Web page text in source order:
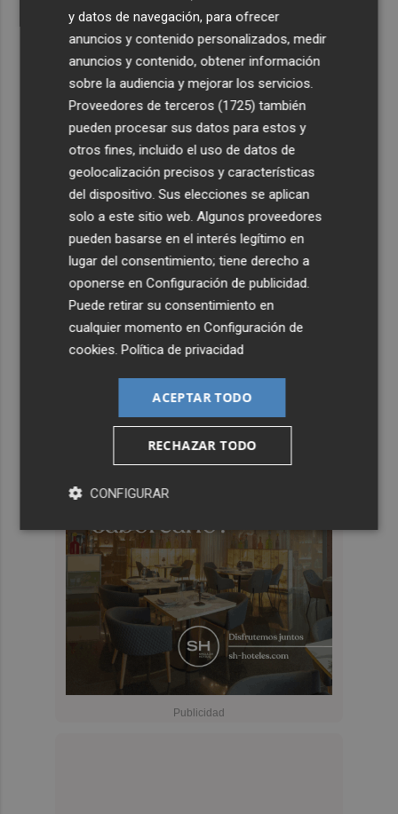
y datos de navegación, para ofrecer
anuncios y contenido personalizados, medir
anuncios y contenido, obtener información
sobre la audiencia y mejorar los servicios.
Proveedores de terceros (1725) también
pueden procesar sus datos para estos y
otros fines, incluido el uso de datos de
geolocalización precisos y características
del dispositivo. Sus elecciones se aplican
solo a este sitio web. Algunos proveedores
pueden basarse en el interés legítimo en
lugar del consentimiento; tiene derecho a
oponerse enConfiguración de publicidad
Puede retirar su consentimiento en
cualquier momento enConfiguración de
cookies .Política de privacidad
ACEPTAR TODO
RECHAZAR TODO
CONFIGURAR